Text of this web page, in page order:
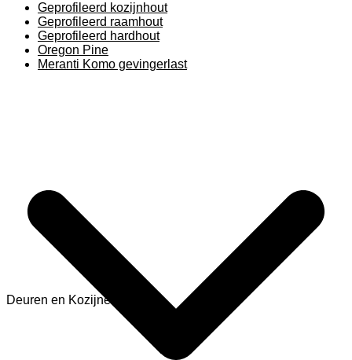
Geprofileerd kozijnhout
Geprofileerd raamhout
Geprofileerd hardhout
Oregon Pine
Meranti Komo gevingerlast
Deuren en Kozijnen